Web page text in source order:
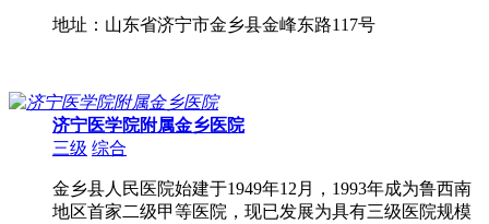
地址：山东省济宁市金乡县金峰东路117号
济宁医学院附属金乡医院
三级 综合
金乡县人民医院始建于1949年12月，1993年成为鲁西南
地区首家二级甲等医院，现已发展为具有三级医院规模